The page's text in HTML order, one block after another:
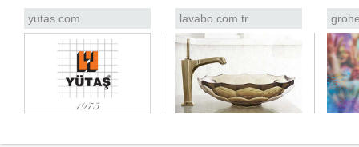
yutas.com lavabo.com.tr